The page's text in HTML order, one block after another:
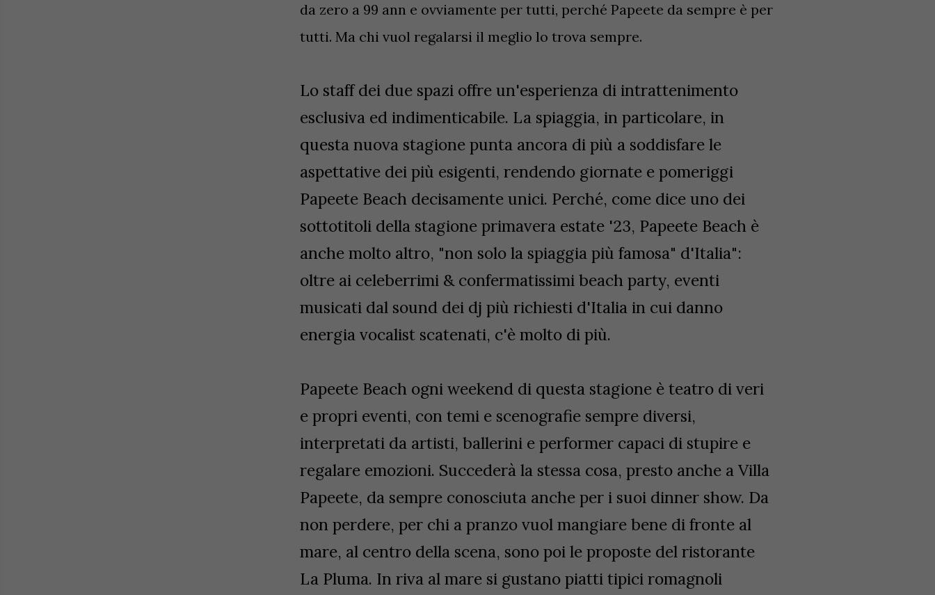
da zero a 99 ann e ovviamente per tutti, perché Papeete da sempre è per
tutti. Ma chi vuol regalarsi il meglio lo trova sempre.
Lo staff dei due spazi offre un'esperienza di intrattenimento
esclusiva ed indimenticabile. La spiaggia, in particolare, in
questa nuova stagione punta ancora di più a soddisfare le
aspettative dei più esigenti, rendendo giornate e pomeriggi
Papeete Beach decisamente unici. Perché, come dice uno dei
sottotitoli della stagione primavera estate '23, Papeete Beach è
anche molto altro, "non solo la spiaggia più famosa" d'Italia":
oltre ai celeberrimi & confermatissimi beach party, eventi
musicati dal sound dei dj più richiesti d'Italia in cui danno
energia vocalist scatenati, c'è molto di più.
Papeete Beach ogni weekend di questa stagione è teatro di veri
e propri eventi, con temi e scenografie sempre diversi,
interpretati da artisti, ballerini e performer capaci di stupire e
regalare emozioni. Succederà la stessa cosa, presto anche a Villa
Papeete, da sempre conosciuta anche per i suoi dinner show. Da
non perdere, per chi a pranzo vuol mangiare bene di fronte al
mare, al centro della scena, sono poi le proposte del ristorante
La Pluma. In riva al mare si gustano piatti tipici romagnoli